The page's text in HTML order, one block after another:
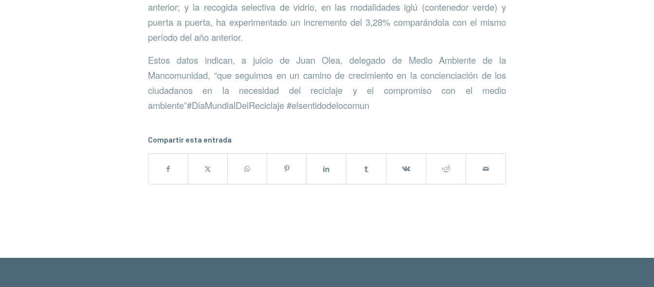
anterior; y la recogida selectiva de vidrio, en las modalidades iglú (contenedor verde) y
puerta a puerta, ha experimentado un incremento del 3,28% comparándola con el mismo
período del año anterior.
Estos datos indican, a juicio de Juan Olea, delegado de Medio Ambiente de la
Mancomunidad, “que seguimos en un camino de crecimiento en la concienciación de los
ciudadanos en la necesidad del reciclaje y el compromiso con el medio
ambiente”#DiaMundialDelReciclaje #elsentidodelocomun
Compartir esta entrada